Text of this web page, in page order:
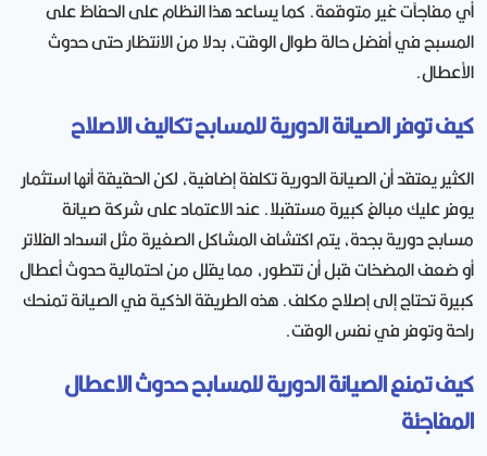
أي مفاجآت غير متوقعة. كما يساعد هذا النظام على الحفاظ على
المسبح في أفضل حالة طوال الوقت، بدلا من الانتظار حتى حدوث
الأعطال.
كيف توفر الصيانة الدورية للمسابح تكاليف الاصلاح
الكثير يعتقد أن الصيانة الدورية تكلفة إضافية، لكن الحقيقة أنها استثمار
يوفر عليك مبالغ كبيرة مستقبلا. عند الاعتماد على شركة صيانة
مسابح دورية بجدة، يتم اكتشاف المشاكل الصغيرة مثل انسداد الفلاتر
أو ضعف المضخات قبل أن تتطور، مما يقلل من احتمالية حدوث أعطال
كبيرة تحتاج إلى إصلاح مكلف. هذه الطريقة الذكية في الصيانة تمنحك
راحة وتوفر في نفس الوقت.
كيف تمنع الصيانة الدورية للمسابح حدوث الاعطال
المفاجئة